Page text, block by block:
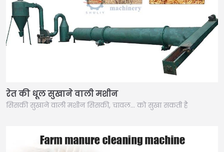
रेत की धूल सुखाने वाली मशीन
सिसकी सुखाने वाली मशीन सिसकी, चावल… को सुखा सकती है